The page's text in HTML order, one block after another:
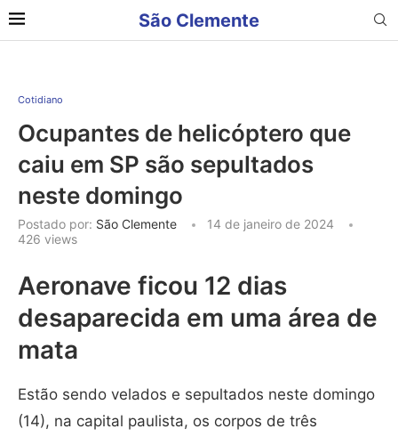
São Clemente
Cotidiano
Ocupantes de helicóptero que
caiu em SP são sepultados
neste domingo
Postado por: São Clemente
14 de janeiro de 2024
426 views
Aeronave ficou 12 dias
desaparecida em uma área de
mata
Estão sendo velados e sepultados neste domingo
(14), na capital paulista, os corpos de três